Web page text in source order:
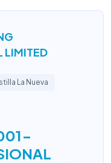
LIMITED
La Nueva